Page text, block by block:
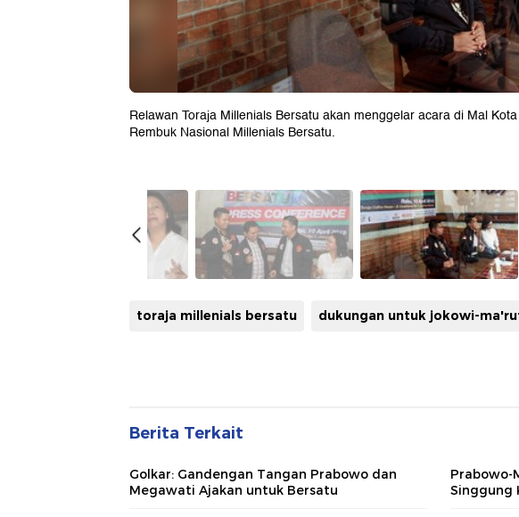
Relawan Toraja Millenials Bersatu akan menggelar acara di Mal
Rembuk Nasional Millenials Bersatu.
toraja millenials bersatu dukungan untuk jokowi-
Berita Terkait
Golkar: Gandengan Tangan Prabowo dan
Megawati Ajakan untuk Bersatu
Prabowo-
Singgung